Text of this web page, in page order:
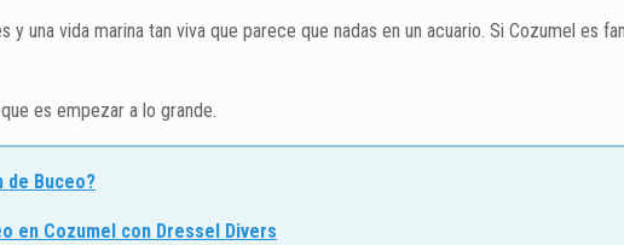
una vida marina tan viva que parece que nadas en un acuario. Si Cozumel es
es empezar a lo grande.
de Buceo?
en Cozumel con Dressel Divers